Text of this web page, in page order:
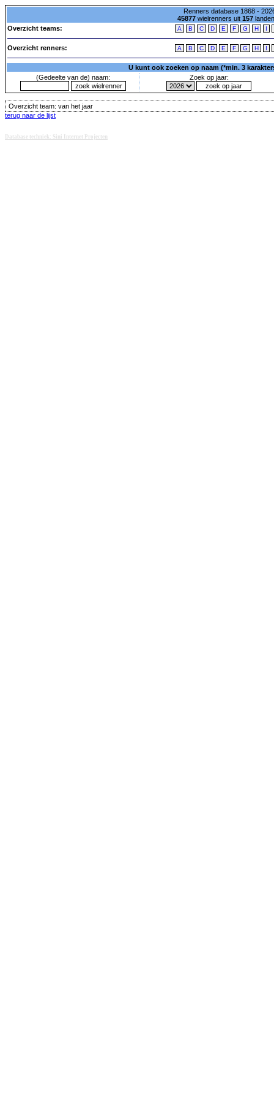
Renners database 1868 -
45877wielrenners uit 157
Overzicht teams:
A B C D E F G H I
Overzicht renners: A B C D E F G H I
U kunt ook zoeken op naam (*min. 3
(Gedeelte van de) naam:
Zoek op jaar:
Overzicht team: van het jaar
terug naar de lijst
Database techniek: Sini Internet Projecten